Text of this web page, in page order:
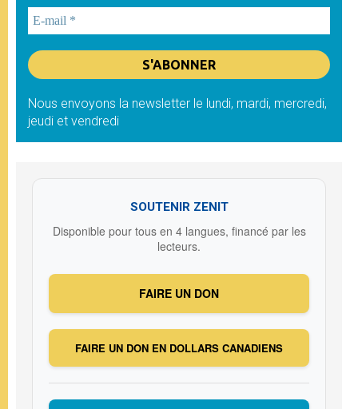
Nous envoyons la newsletter le lundi, mardi, mercredi,
jeudi et vendredi
SOUTENIR ZENIT
Disponible pour tous en 4 langues, financé par les
lecteurs.
FAIRE UN DON
FAIRE UN DON EN DOLLARS CANADIENS